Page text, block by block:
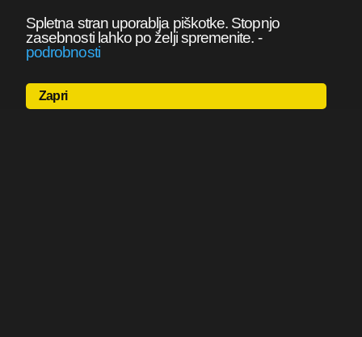
Spletna stran uporablja piškotke. Stopnjo
zasebnosti lahko po želji spremenite. -
podrobnosti
Zapri